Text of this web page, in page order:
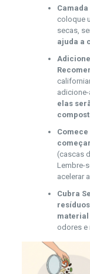
Camada
coloque
secas,
ajuda a
elas
(cascas
Lembre-
acelerar
Cubra
material
odores e